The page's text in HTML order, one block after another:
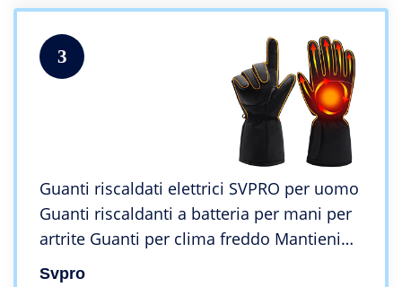
3
Guanti riscaldati elettrici SVPRO per uomo
Guanti riscaldanti a batteria per mani per
artrite Guanti per clima freddo Mantieni
regali caldi
Svpro